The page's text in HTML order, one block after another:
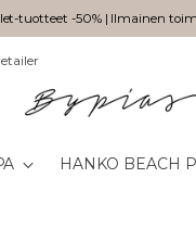
tuotteet -50% | Ilmainen
HANKO BEACH